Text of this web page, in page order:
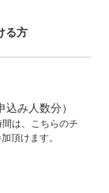
る方
み人数分）
は、こちらのチ
頂けます。